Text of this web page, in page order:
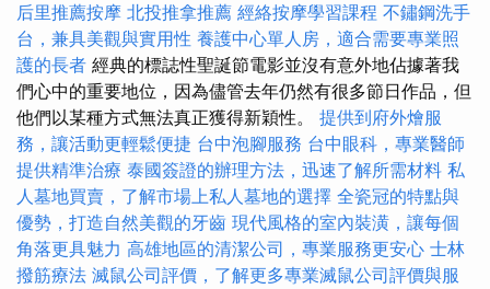
后里推薦按摩 北投推拿推薦 經絡按摩學習課程 不鏽鋼洗手
台，兼具美觀與實用性 養護中心單人房，適合需要專業照
護的長者 經典的標誌性聖誕節電影並沒有意外地佔據著我
們心中的重要地位，因為儘管去年仍然有很多節日作品，但
他們以某種方式無法真正獲得新穎性。 提供到府外燴服
務，讓活動更輕鬆便捷 台中泡腳服務 台中眼科，專業醫師
提供精準治療 泰國簽證的辦理方法，迅速了解所需材料 私
人墓地買賣，了解市場上私人墓地的選擇 全瓷冠的特點與
優勢，打造自然美觀的牙齒 現代風格的室內裝潢，讓每個
角落更具魅力 高雄地區的清潔公司，專業服務更安心 士林
撥筋療法 滅鼠公司評價，了解更多專業滅鼠公司評價與服